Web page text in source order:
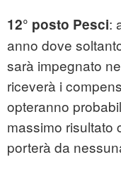
12° posto Pesci:
anno dove
sarà impegnato
riceverà i
opteranno
massimo risultato
porterà da